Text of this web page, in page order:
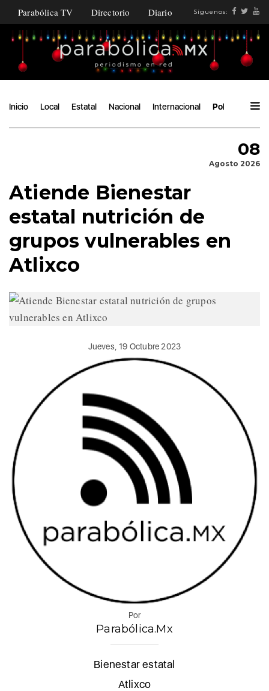
Parabólica TV Directorio Diario Síguenos:
Inicio Local Estatal Nacional Internacional Política
08
Agosto 2026
Atiende Bienestar
estatal nutrición de
grupos vulnerables en
Atlixco
Jueves, 19 Octubre 2023
Por
Parabólica.Mx
Bienestar estatal
Atlixco